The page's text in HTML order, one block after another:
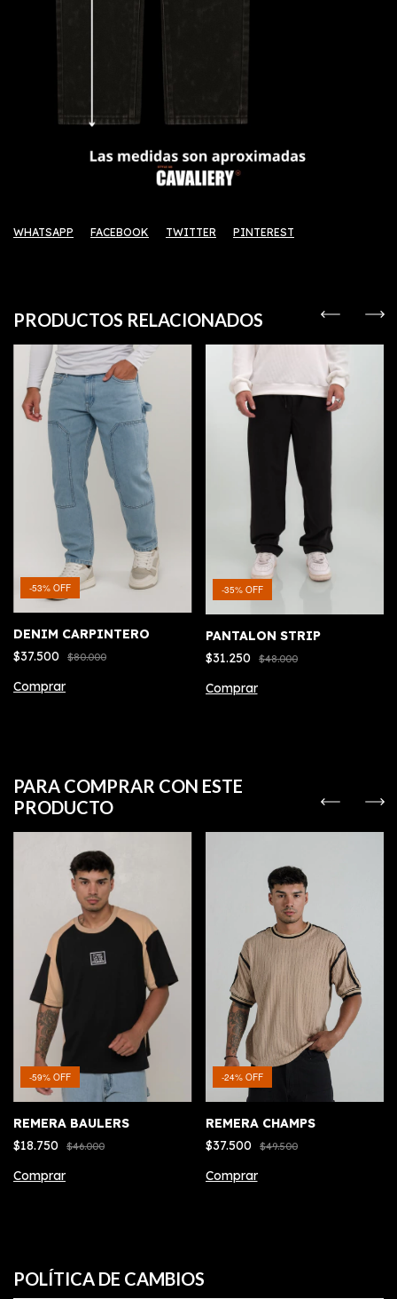
WHATSAPP FACEBOOK TWITTER PINTEREST
PRODUCTOS RELACIONADOS
-53% OFF
DENIM CARPINTERO
$37.500
$80.000
Comprar
-35% OFF
PANTALON STRIP
$31.250
$48.000
Comprar
PARA COMPRAR CON ESTE
PRODUCTO
-59% OFF
REMERA BAULERS
$18.750
$46.000
Comprar
-24% OFF
REMERA CHAMPS
$37.500
$49.500
Comprar
POLÍTICA DE CAMBIOS